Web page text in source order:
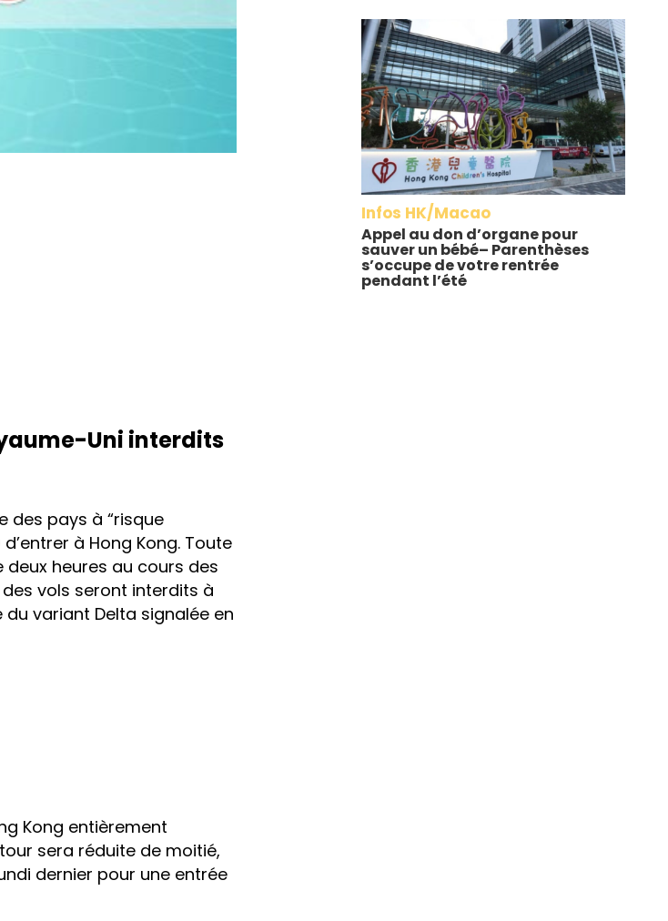
Uni interdits
des pays à “risque
à Hong Kong. Toute
heures au cours des
des vols seront interdits à
variant Delta signalée en
Kong entièrement
sera réduite de moitié,
dernier pour une entrée
Infos HK/Macao
Appel au don d’organe pour
sauver un bébé– Parenthèses
s’occupe de votre rentrée
pendant l’été